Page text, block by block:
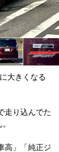
大きくなる
走り込んでた
高」「純正ジ